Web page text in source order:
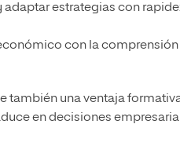
estrategias con
con la comprensión
también una ventaja
en decisiones